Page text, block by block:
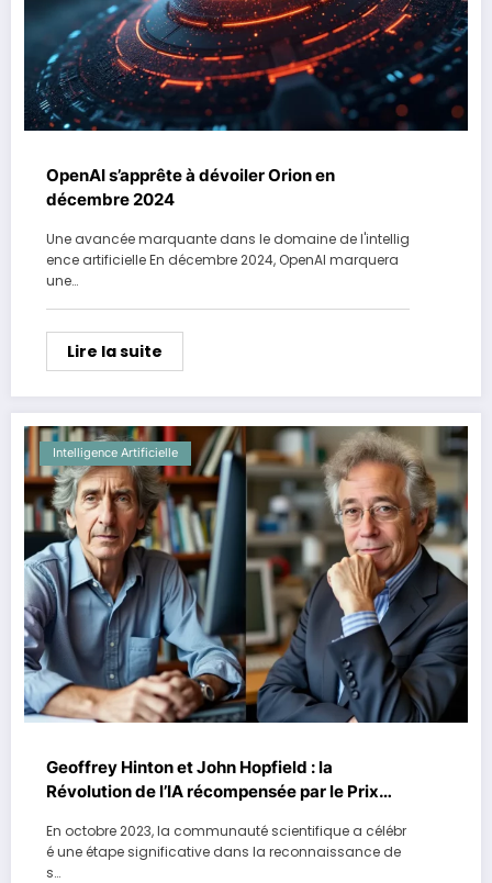
OpenAI s’apprête à dévoiler Orion en
décembre 2024
Une avancée marquante dans le domaine de l'intellig
ence artificielle En décembre 2024, OpenAI marquera
une…
Lire la suite
Intelligence Artificielle
Geoffrey Hinton et John Hopfield : la
Révolution de l’IA récompensée par le Prix
En octobre 2023, la communauté scientifique a célébr
é une étape significative dans la reconnaissance de
s…